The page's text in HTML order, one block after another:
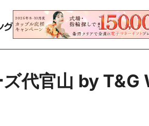
ズ代官山 by T&G